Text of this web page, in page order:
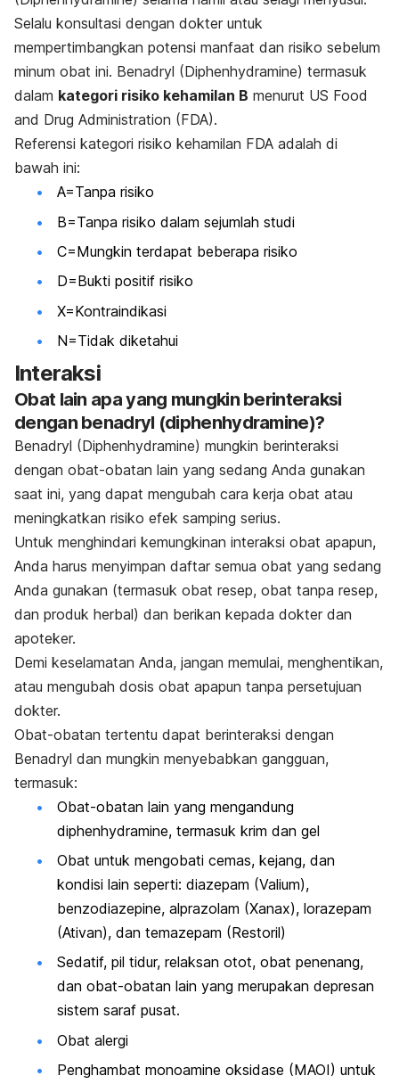
Selalu konsultasi dengan dokter untuk
mempertimbangkan potensi manfaat dan risiko sebelum
minum obat ini. Benadryl (Diphenhydramine) termasuk
dalam kategori risiko kehamilan B menurut US Food
and Drug Administration (FDA).
Referensi kategori risiko kehamilan FDA adalah di
bawah ini:
A=Tanpa risiko
B=Tanpa risiko dalam sejumlah studi
C=Mungkin terdapat beberapa risiko
D=Bukti positif risiko
X=Kontraindikasi
N=Tidak diketahui
Interaksi
Obat lain apa yang mungkin berinteraksi
dengan benadryl (diphenhydramine)?
Benadryl (Diphenhydramine) mungkin berinteraksi
dengan obat-obatan lain yang sedang Anda gunakan
saat ini, yang dapat mengubah cara kerja obat atau
meningkatkan risiko efek samping serius.
Untuk menghindari kemungkinan interaksi obat apapun,
Anda harus menyimpan daftar semua obat yang sedang
Anda gunakan (termasuk obat resep, obat tanpa resep,
dan produk herbal) dan berikan kepada dokter dan
apoteker.
Demi keselamatan Anda, jangan memulai, menghentikan,
atau mengubah dosis obat apapun tanpa persetujuan
dokter.
Obat-obatan tertentu dapat berinteraksi dengan
Benadryl dan mungkin menyebabkan gangguan,
termasuk:
Obat-obatan lain yang mengandung
diphenhydramine, termasuk krim dan gel
Obat untuk mengobati cemas, kejang, dan
kondisi lain seperti: diazepam (Valium),
benzodiazepine, alprazolam (Xanax), lorazepam
(Ativan), dan temazepam (Restoril)
Sedatif, pil tidur, relaksan otot, obat penenang,
dan obat-obatan lain yang merupakan depresan
sistem saraf pusat.
Obat alergi
Penghambat monoamine oksidase (MAOI) untuk